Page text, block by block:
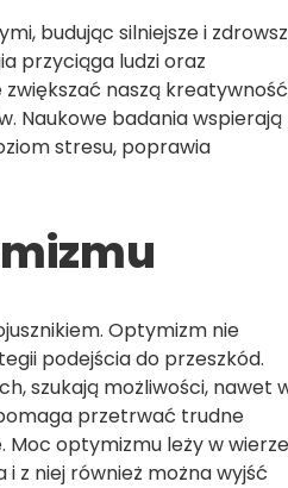
budując silniejsze i
przyciąga ludzi oraz
naszą
Naukowe badania wspierają
stresu, poprawia
Optymizm nie
podejścia do przeszkód.
szukają możliwości, nawet
przetrwać trudne
optymizmu leży w
z niej również można wyjść